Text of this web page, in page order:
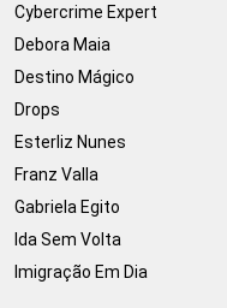
Cybercrime Expert
Debora Maia
Destino Mágico
Drops
Esterliz Nunes
Franz Valla
Gabriela Egito
Ida Sem Volta
Imigração Em Dia